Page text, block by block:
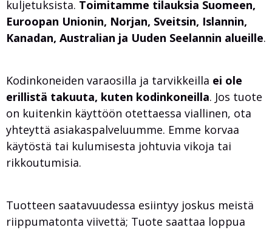
kuljetuksista. Toimitamme tilauksia Suomeen,
Euroopan Unionin, Norjan, Sveitsin, Islannin,
Kanadan, Australian ja Uuden Seelannin alueille.
Kodinkoneiden varaosilla ja tarvikkeilla ei ole
erillistä takuuta, kuten kodinkoneilla. Jos tuote
on kuitenkin käyttöön otettaessa viallinen, ota
yhteyttä asiakaspalveluumme. Emme korvaa
käytöstä tai kulumisesta johtuvia vikoja tai
rikkoutumisia.
Tuotteen saatavuudessa esiintyy joskus meistä
riippumatonta viivettä; Tuote saattaa loppua